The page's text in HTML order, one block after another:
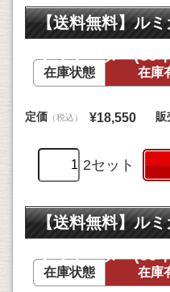
【送料無料】ル
プリケーター(60
在庫状態 在庫
定価 （税込） ¥18,550 販
2セット
【送料無料】ル
プリケーター(90
在庫状態 在庫